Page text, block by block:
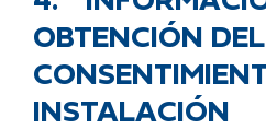
OBTENCIÓN DEL
INSTALACIÓN